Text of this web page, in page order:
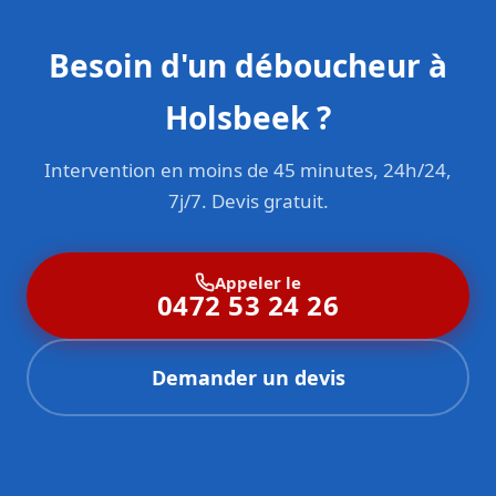
Besoin d'un déboucheur à
Holsbeek ?
Intervention en moins de 45 minutes, 24h/24,
7j/7. Devis gratuit.
Appeler le
0472 53 24 26
Demander un devis